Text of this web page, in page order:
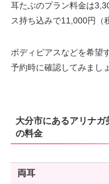
耳たぶのプラン料金は
ス持ち込みで11,000円（
ボディピアスなどを希望
予約時に確認してみまし
大分市にあるアリナ
の料金
両耳